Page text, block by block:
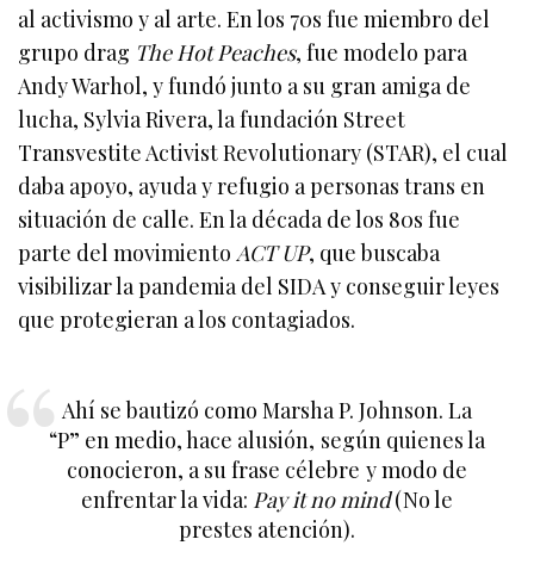
al activismo y al arte. En los 70s fue miembro del
grupo drag The Hot Peaches, fue modelo para
Andy Warhol, y fundó junto a su gran amiga de
lucha, Sylvia Rivera, la fundación Street
Transvestite Activist Revolutionary (STAR), el cual
daba apoyo, ayuda y refugio a personas trans en
situación de calle. En la década de los 80s fue
parte del movimiento ACT UP, que buscaba
visibilizar la pandemia del SIDA y conseguir leyes
que protegieran a los contagiados.
Ahí se bautizó como Marsha P. Johnson. La
“P” en medio, hace alusión, según quienes la
conocieron, a su frase célebre y modo de
enfrentar la vida: Pay it no mind(No le
prestes atención).